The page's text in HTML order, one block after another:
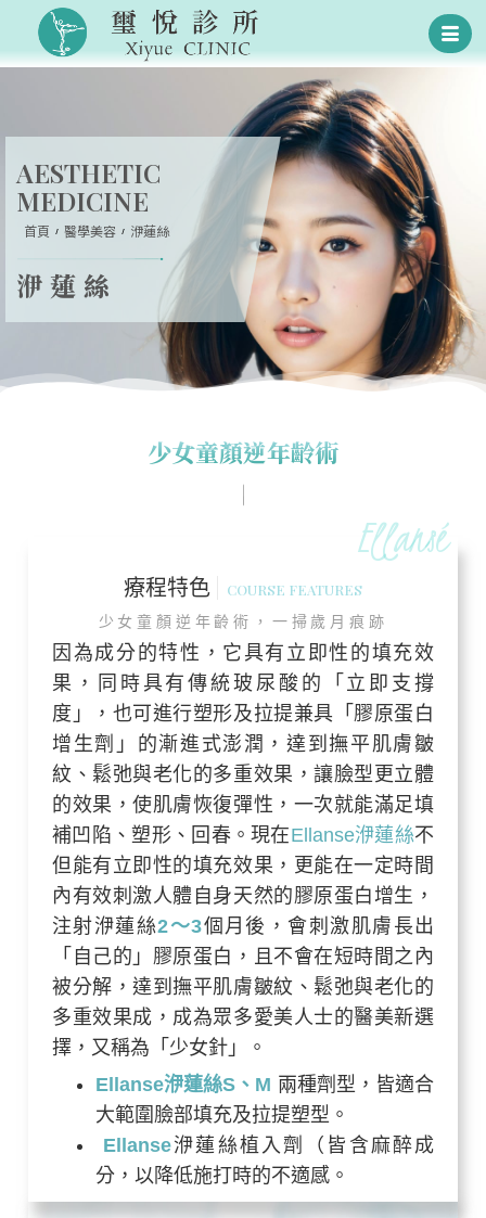
AESTHETIC
MEDICINE
首頁 醫學美容 洢蓮絲
洢蓮絲
少女童顏逆年齡術
Ellansé
療程特色
COURSE FEATURES
少女童顏逆年齡術，一掃歲月痕跡
因為成分的特性，它具有立即性的填充效
果，同時具有傳統玻尿酸的「立即支撐
度」，也可進行塑形及拉提兼具「膠原蛋白
增生劑」的漸進式澎潤，達到撫平肌膚皺
紋、鬆弛與老化的多重效果，讓臉型更立體
的效果，使肌膚恢復彈性，一次就能滿足填
補凹陷、塑形、回春。現在Ellanse洢蓮絲不
但能有立即性的填充效果，更能在一定時間
內有效刺激人體自身天然的膠原蛋白增生，
注射洢蓮絲2～3個月後，會刺激肌膚長出
「自己的」膠原蛋白，且不會在短時間之內
被分解，達到撫平肌膚皺紋、鬆弛與老化的
多重效果成，成為眾多愛美人士的醫美新選
擇，又稱為「少女針」。
Ellanse洢蓮絲S、M 兩種劑型，皆適合
大範圍臉部填充及拉提塑型。
Ellanse洢蓮絲植入劑（皆含麻醉成
分，以降低施打時的不適感。